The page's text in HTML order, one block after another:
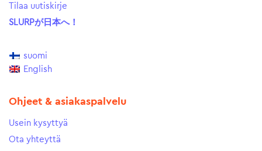
Tilaa uutiskirje
SLURPが日本へ！
suomi
English
Ohjeet & asiakaspalvelu
Usein kysyttyä
Ota yhteyttä